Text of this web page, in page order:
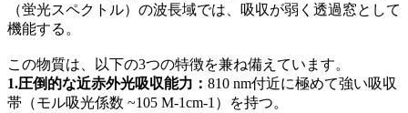
（蛍光スペクトル）の波長域では、吸収が弱く透過窓として
機能する。
この物質は、以下の3つの特徴を兼ね備えています。
1.圧倒的な近赤外光吸収能力： 810 nm付近に極めて強い吸収
帯（モル吸光係数 ~105 M-1cm-1）を持つ。